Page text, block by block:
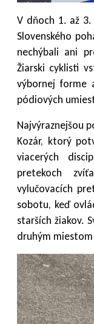
V dňoch 1. až
Slovenského
nechýbali ani
Žiarski cyklisti
výbornej forme
pódiových
Najvýraznejšou
Kozár, ktorý
viacerých
pretekoch
vylučovacích
sobotu, keď
starších žiakov.
druhým